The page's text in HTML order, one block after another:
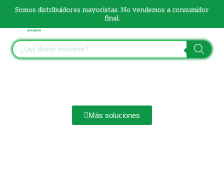
contenido
Somos distribuidores mayoristas. No vendemos a consumidor
final.
Búsqueda
de
productos
Más soluciones